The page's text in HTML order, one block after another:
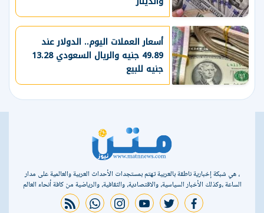
أسعار العملات اليوم.. الدولار عند
49.89 جنيه والريال السعودي 13.28
جنيه للبيع
، هي شبكة إخبارية ناطقة بالعربية تهتم بمستجدات الأحداث العربية والعالمية على مدار
الساعة ،وكذلك الأخبار السياسية، والاقتصادية، والثقافية، والرياضية من كافة أنحاء العالم
facebook
twitter
youtube
instagram
whatsapp
rss feed